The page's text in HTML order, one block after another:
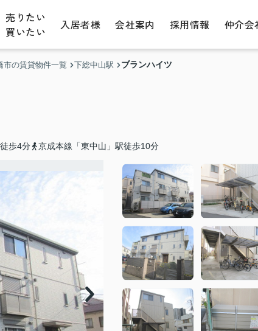
売りたい
買いたい
入居者様 会社案内 採用情報 仲介会
市の賃貸物件一覧 下総中山駅 ブランハイツ
歩4分 京成本線「東中山」駅徒歩10分